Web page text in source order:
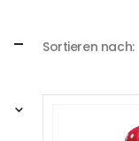
Sortieren nach: